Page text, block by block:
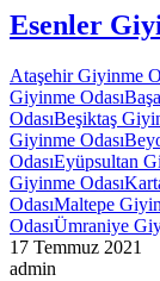
Esenler
Ataşehir Giyinme
Giyinme Odası
OdasıBeşiktaş
Giyinme Odası
OdasıEyüpsultan
Giyinme Odası
OdasıMaltepe
OdasıÜmraniye
17 Temmuz 2021
admin